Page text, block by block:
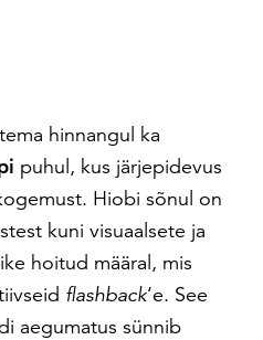
hinnangul ka
puhul, kus järjepidevus
Hiobi sõnul on
kuni visuaalsete ja
hoitud määral, mis
flashback‘e. See
aegumatus sünnib